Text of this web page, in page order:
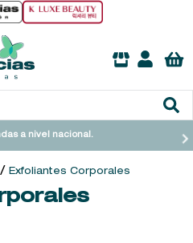
a nivel nacional.
Exfoliantes Corporales